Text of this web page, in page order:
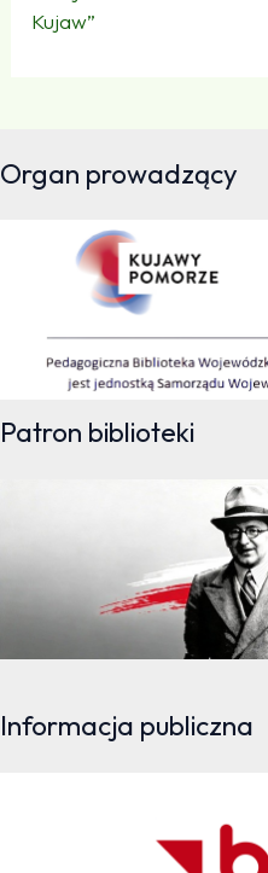
Kujaw”
Organ prowadzący
Patron biblioteki
Informacja publiczna